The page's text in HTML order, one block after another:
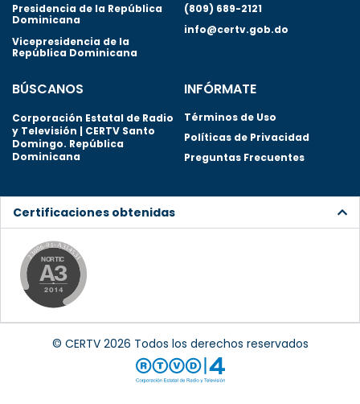
Presidencia de la República
Dominicana
Vicepresidencia de la
República Dominicana
(809) 689-2121
info@certv.gob.do
BÚSCANOS
Corporación Estatal de Radio
y Televisión | CERTV Santo
Domingo. República
Dominicana
INFÓRMATE
Términos de Uso
Políticas de Privacidad
Preguntas Frecuentes
Certificaciones obtenidas
© CERTV 2026 Todos los derechos reservados